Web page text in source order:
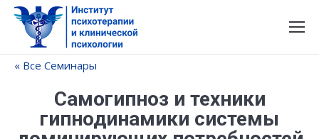
« Все Семинары
Самогипноз и техники
гипнодинамики системы